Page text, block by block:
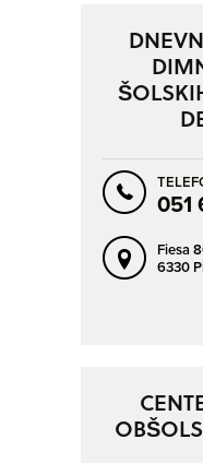
051
Fiesa
6330